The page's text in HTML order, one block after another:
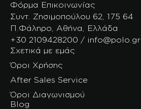
Φόρμα Επικοινωνίας
Συντ. Ζησιμοπούλου 62, 175 64
Π.Φάληρο, Αθήνα, Ελλάδα
+30 2109428200 / info@polo.gr
Σχετικά με εμάς
Όροι Χρήσης
After Sales Service
Όροι Διαγωνισμού
Blog